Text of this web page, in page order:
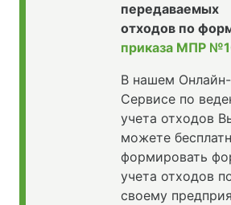
передаваемых
отходов по
приказа МПР
В нашем Онлайн-
Сервисе по
учета отходов
можете
формировать
учета отходов
своему